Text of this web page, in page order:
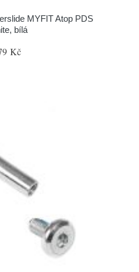
MYFIT Atop PDS
bílá
Kč